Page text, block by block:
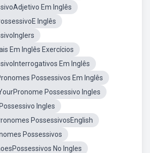
Em Inglês
Inglês
Em Inglês Exercícios
Em Inglês
Possessivos Em Inglês
Possessivo Ingles
Ingles
PossessivosEnglish
Possessivos
No Ingles